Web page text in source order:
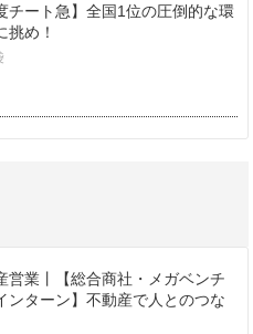
チート急】全国1位の圧倒的な環
挑め！
営業丨【総合商社・メガベンチ
ンターン】不動産で人とのつな